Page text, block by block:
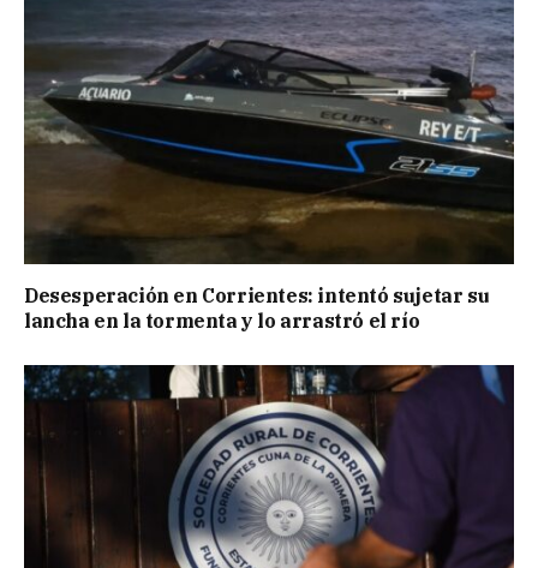
Desesperación en Corrientes: intentó sujetar su
lancha en la tormenta y lo arrastró el río